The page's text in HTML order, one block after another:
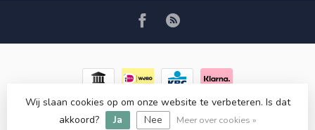
© Copyright 2026 RC COSMETICS- Powered byLightspeed-
Lightspeed design
Dyvelopment
Wij slaan cookies op om onze website te verbeteren. Is dat
akkoord?
Ja Nee Meer over cookies »